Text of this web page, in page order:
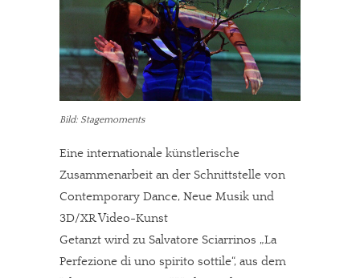
Bild: Stagemoments
Eine internationale künstlerische
Zusammenarbeit an der Schnittstelle von
Contemporary Dance, Neue Musik und
3D/XR Video-Kunst
Getanzt wird zu Salvatore Sciarrinos „La
Perfezione di uno spirito sottile“, aus dem